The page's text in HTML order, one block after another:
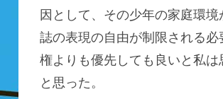
因として、その少年の家庭環
誌の表現の自由が制限される
権よりも優先しても良いと私
と思った。